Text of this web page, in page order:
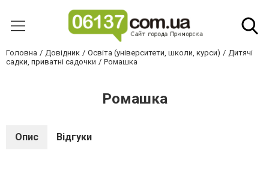
Головна Довідник Освіта (університети, школи, курси)
Дитячі
садки, приватні садочки
Ромашка
Ромашка
Опис Відгуки